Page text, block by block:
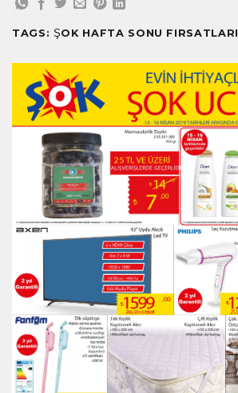
TAGS: ŞOK HAFTA SONU FIRSATLARI